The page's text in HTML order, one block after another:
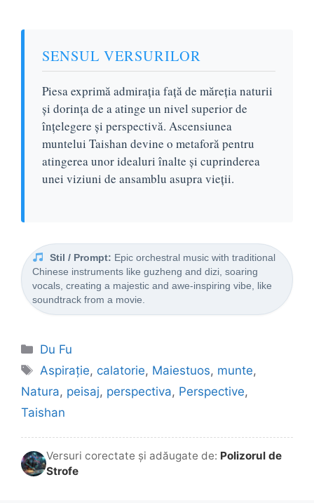
SENSUL VERSURILOR
Piesa exprimă admirația față de măreția naturii
și dorința de a atinge un nivel superior de
înțelegere și perspectivă. Ascensiunea
muntelui Taishan devine o metaforă pentru
atingerea unor idealuri înalte și cuprinderea
unei viziuni de ansamblu asupra vieții.
Stil / Prompt: Epic orchestral music with traditional
Chinese instruments like guzheng and dizi, soaring
vocals, creating a majestic and awe-inspiring vibe, like
soundtrack from a movie.
Categorii
Du Fu
Etichete
Aspirație, calatorie, Maiestuos, munte,
Natura, peisaj, perspectiva, Perspective,
Taishan
Versuri corectate și adăugate de: Polizorul de
Strofe